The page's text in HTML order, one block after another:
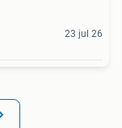
23 jul 26